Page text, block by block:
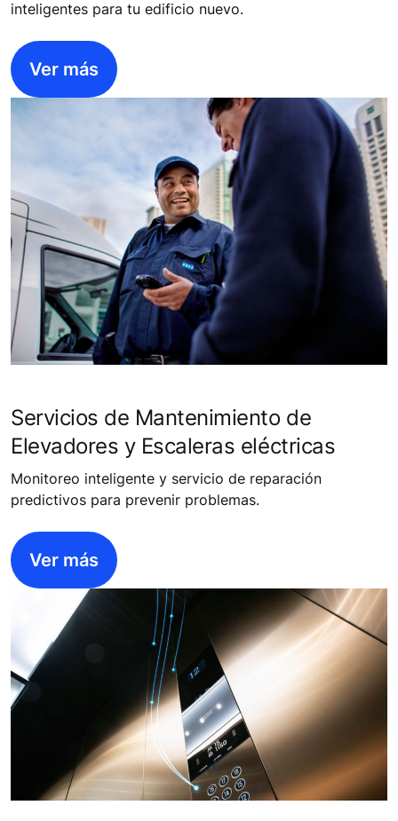
inteligentes para tu edificio nuevo.
Ver más
Servicios de Mantenimiento de
Elevadores y Escaleras eléctricas
Monitoreo inteligente y servicio de reparación
predictivos para prevenir problemas.
Ver más